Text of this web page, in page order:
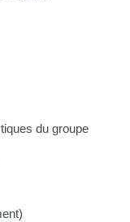
du groupe